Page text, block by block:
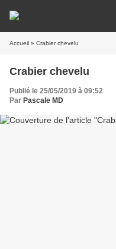
Accueil » Crabier chevelu
Crabier chevelu
Publié le 25/05/2019 à 09:52
Par Pascale MD